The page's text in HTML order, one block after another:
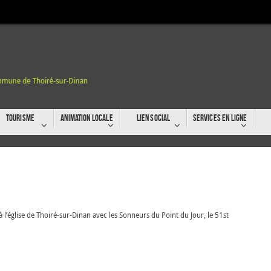
Tourisme Animation locale Lien social Services en ligne
de Thoiré-sur-Dinan avec les Sonneurs du Point du Jour, le 51st